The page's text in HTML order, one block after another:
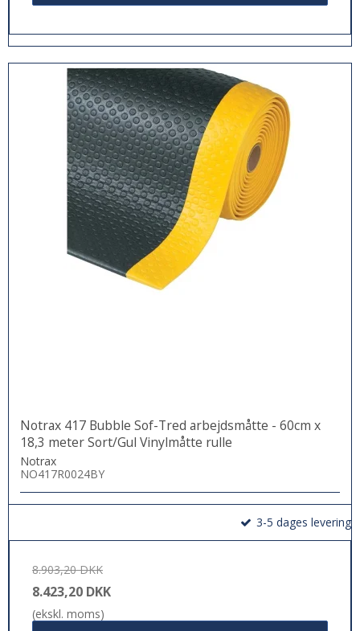
Notrax 417 Bubble Sof-Tred arbejdsmåtte - 60cm x
18,3 meter Sort/Gul Vinylmåtte rulle
Notrax
NO417R0024BY
3-5 dages levering
8.903,20 DKK
8.423,20 DKK
(ekskl. moms)